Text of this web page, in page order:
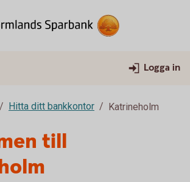
Logga in
Hitta ditt bankkontor Katrineholm
till